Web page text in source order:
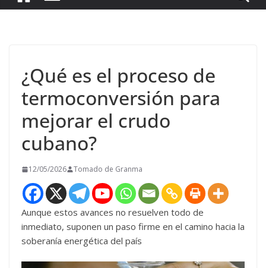
¿Qué es el proceso de
termoconversión para
mejorar el crudo
cubano?
12/05/2026 Tomado de Granma
Aunque estos avances no resuelven todo de
inmediato, suponen un paso firme en el camino hacia la
soberanía energética del país